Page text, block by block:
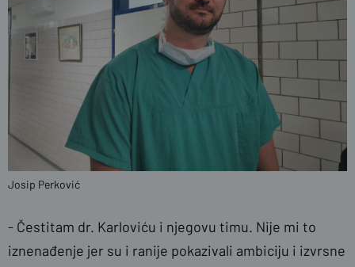
Josip Perković
- Čestitam dr. Karloviću i njegovu timu. Nije mi to
iznenađenje jer su i ranije pokazivali ambiciju i izvrsne